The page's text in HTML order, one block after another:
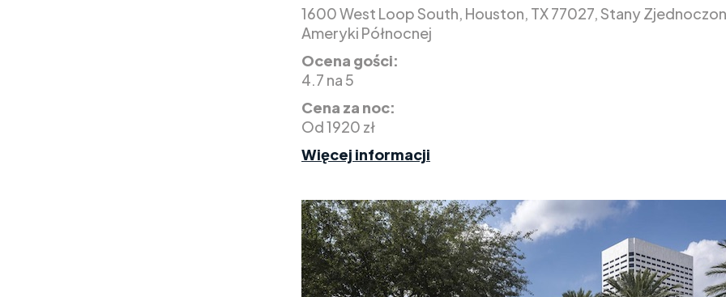
1600 West Loop South, Houston, TX 77027, Stany
Ameryki Północnej
Ocena gości:
4.7 na 5
Cena za noc:
Od 1920 zł
Więcej informacji